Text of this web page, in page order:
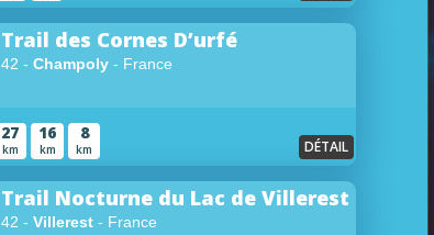
Trail des Cornes D’urfé
42 - Champoly - France
27
km
16
km
8
km DÉTAIL
Trail Nocturne du Lac de Villerest
42 - Villerest - France